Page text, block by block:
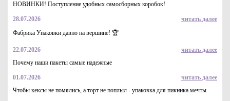
Подложки картонные с ламинацией квадратные 29*29 см под
торт или пирог. Цвет "золото", толщина 0,8-1мм
15.8 Купить
НОВИНКИ! Поступление удобных самосборных коробок!
28.07.2026
читать далее
Фабрика Упаковки давно на вершине! 🏆
22.07.2026
читать далее
Почему наши пакеты самые надежные
01.07.2026
читать далее
Чтобы кексы не помялись, а торт не поплыл - упаковка для пикника мечты